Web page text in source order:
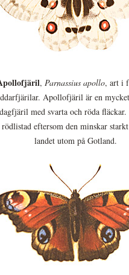
, Parnassius apollo, art i
Apollofjäril är en
dagfjäril med svarta och röda fläckar.
rödlistad eftersom den minskar
landet utom på Gotland.